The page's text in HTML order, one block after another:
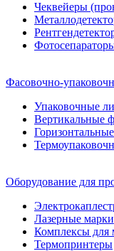
Чеквейеры
Фасовочно-
Упаковочные
Вертикальные
Оборудование для
Лазерные
Комплексы для
Термопринтеры